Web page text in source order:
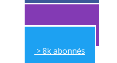
> 11k abonnés
> 11k abonnés
> 8k abonnés